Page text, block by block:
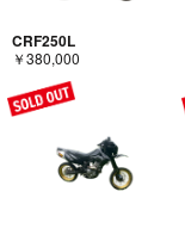
CRF250L
￥380,000